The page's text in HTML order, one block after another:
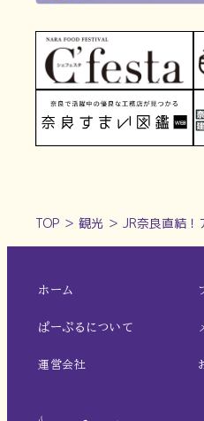
TOP ＞ 観光 ＞ JR奈良直結！アクセス抜
ホーム
ぱーぷるについて
運営会社